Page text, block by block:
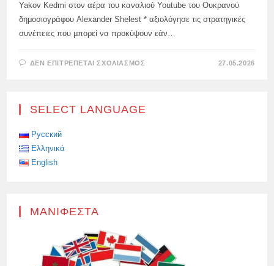
Yakov Kedmi στον αέρα του καναλιού Youtube του Ουκρανού
δημοσιογράφου Alexander Shelest * αξιολόγησε τις στρατηγικές
συνέπειες που μπορεί να προκύψουν εάν…
ΔΕΝ ΕΠΙΤΡΈΠΕΤΑΙ ΣΧΟΛΙΑΣΜΌΣ
ΠΡΟΚΑΛΕΊ
27.05.2026
SELECT LANGUAGE
Русский
Ελληνικά
English
ΜΑΝΙΦΈΣΤΑ